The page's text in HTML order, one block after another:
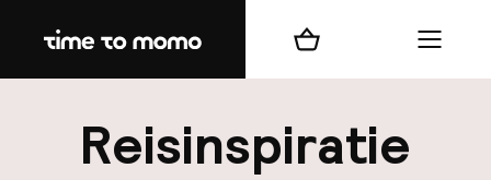
Home Winkelmand Menu
Reisinspiratie